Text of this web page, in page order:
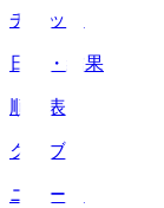
チケット
日程・結果
順位表
クラブ
ニュース